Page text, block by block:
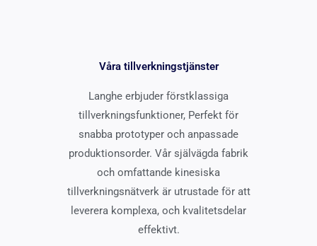
Våra tillverkningstjänster
Langhe erbjuder förstklassiga
tillverkningsfunktioner, Perfekt för
snabba prototyper och anpassade
produktionsorder. Vår självägda fabrik
och omfattande kinesiska
tillverkningsnätverk är utrustade för att
leverera komplexa, och kvalitetsdelar
effektivt.